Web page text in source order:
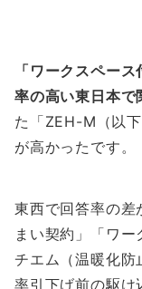
「ワークスペー
率の高い東日本で
た「ZEH-M（以
が高かったです。
東西で回答率の差
まい契約」「ワ
チエム（温暖化防
率引下げ前の駆け